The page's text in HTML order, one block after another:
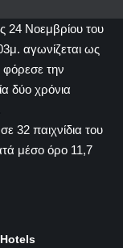
24 Νοεμβρίου του
αγωνίζεται ως
φόρεσε την
δύο χρόνια
32 παιχνίδια του
μέσο όρο 11,7